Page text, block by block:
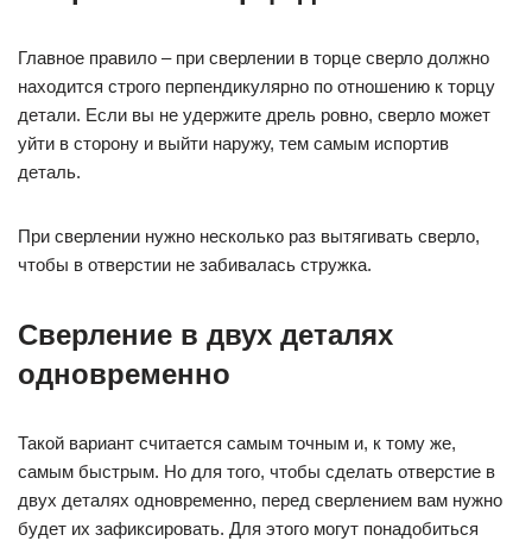
Главное правило – при сверлении в торце сверло должно
находится строго перпендикулярно по отношению к торцу
детали. Если вы не удержите дрель ровно, сверло может
уйти в сторону и выйти наружу, тем самым испортив
деталь.
При сверлении нужно несколько раз вытягивать сверло,
чтобы в отверстии не забивалась стружка.
Сверление в двух деталях
одновременно
Такой вариант считается самым точным и, к тому же,
самым быстрым. Но для того, чтобы сделать отверстие в
двух деталях одновременно, перед сверлением вам нужно
будет их зафиксировать. Для этого могут понадобиться